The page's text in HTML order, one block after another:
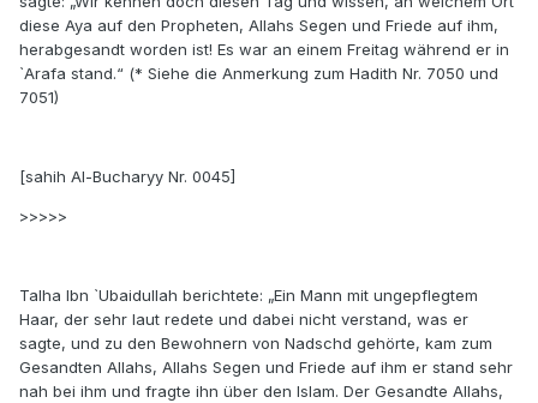
diese Aya auf den Propheten, Allahs Segen und Friede auf ihm,
herabgesandt worden ist! Es war an einem Freitag während er in
`Arafa stand.“ (* Siehe die Anmerkung zum Hadith Nr. 7050 und
7051)
[sahih Al-Bucharyy Nr. 0045]
>>>>>
Talha Ibn `Ubaidullah berichtete: „Ein Mann mit ungepflegtem
Haar, der sehr laut redete und dabei nicht verstand, was er
sagte, und zu den Bewohnern von Nadschd gehörte, kam zum
Gesandten Allahs, Allahs Segen und Friede auf ihm er stand sehr
nah bei ihm und fragte ihn über den Islam. Der Gesandte Allahs,